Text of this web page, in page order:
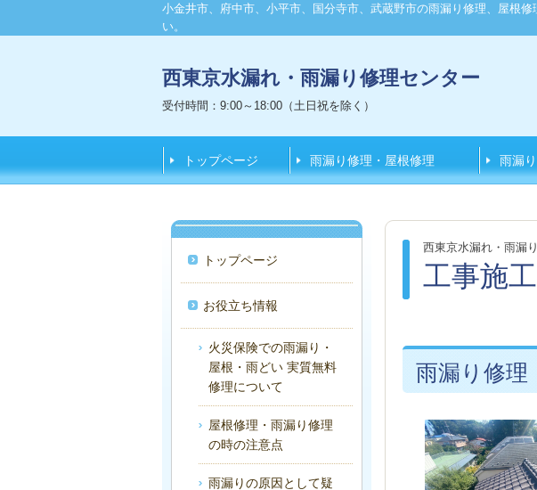
小金井市、府中市、小平市、国分寺市、武蔵野市の雨漏り修理、屋根
い。
西東京水漏れ・雨漏り修理センター
受付時間：9:00～18:00（土日祝を除く）
トップページ 雨漏り修理・屋根修理 雨漏
西東京水漏れ・雨漏
工事施
雨漏り修
トップページ
お役立ち情報
火災保険での雨漏り・
屋根・雨どい 実質無料
修理について
屋根修理・雨漏り修理
の時の注意点
雨漏りの原因として疑